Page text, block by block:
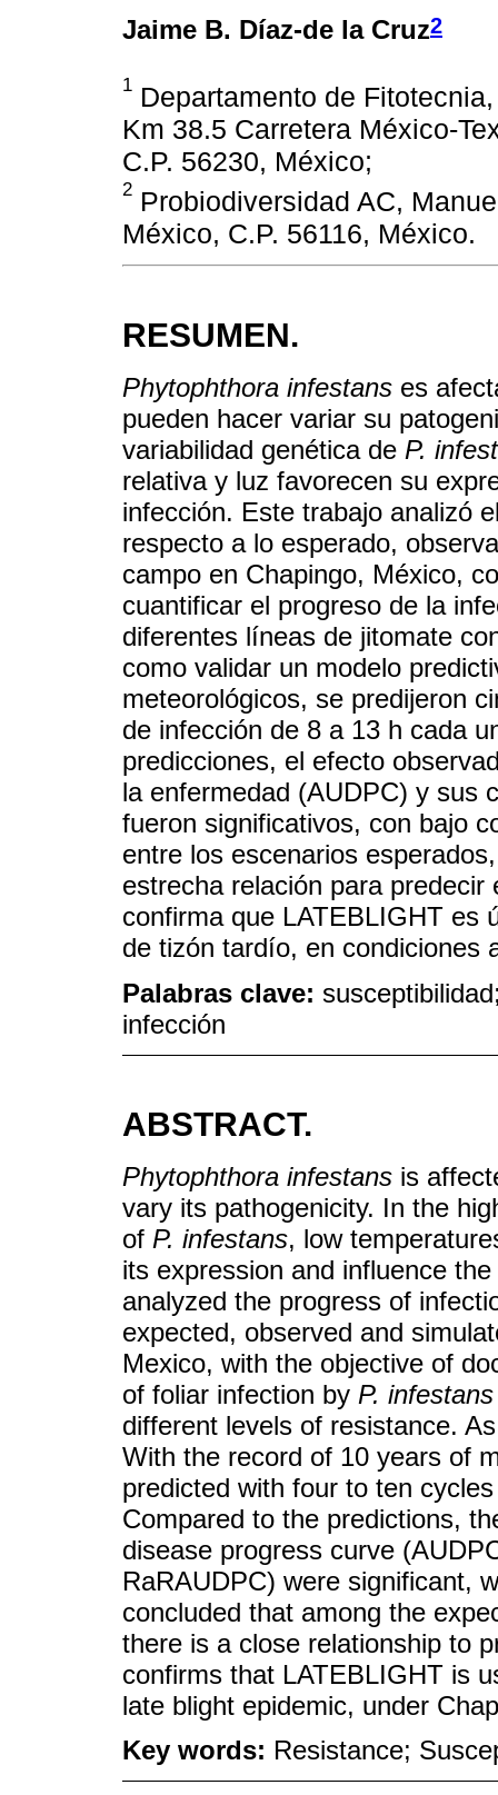
Jaime B. Díaz-de la Cruz2
1 Departamento de
Km 38.5 Carretera México-
C.P. 56230, México;
2 Probiodiversidad AC,
México, C.P. 56116, México.
RESUMEN.
Phytophthora infestans es
pueden hacer variar su
variabilidad genética de P.
relativa y luz favorecen su
infección. Este trabajo analizó
respecto a lo esperado,
campo en Chapingo, México,
cuantificar el progreso de la
diferentes líneas de jitomate
como validar un modelo
meteorológicos, se predijeron
de infección de 8 a 13 h cada
predicciones, el efecto
la enfermedad (AUDPC) y sus
fueron significativos, con bajo
entre los escenarios
estrecha relación para
confirma que LATEBLIGHT es
de tizón tardío, en condiciones
Palabras clave:
infección
ABSTRACT.
Phytophthora infestans is
vary its pathogenicity. In the
of P. infestans, low
its expression and influence
analyzed the progress of
expected, observed and
Mexico, with the objective of
of foliar infection by P. infestans
different levels of resistance.
With the record of 10 years of
predicted with four to ten
Compared to the predictions,
disease progress curve
RaRAUDPC) were significant,
concluded that among the
there is a close relationship to
confirms that LATEBLIGHT is
late blight epidemic, under
Key words: Resistance;